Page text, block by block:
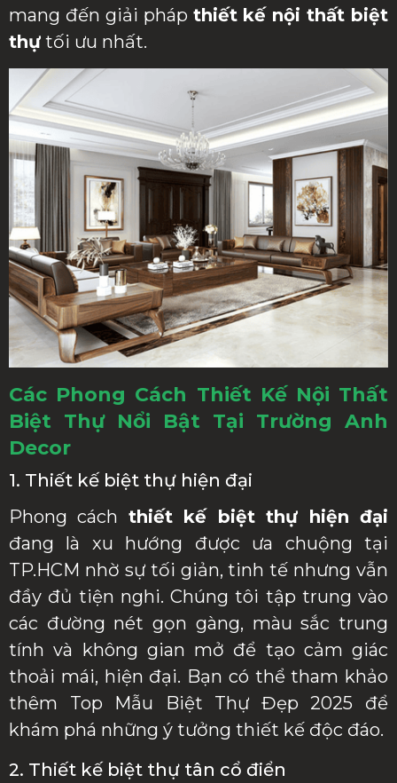
mang đến giải pháp thiết kế nội thất biệt
thự tối ưu nhất.
Các Phong Cách Thiết Kế Nội Thất
Biệt Thự Nổi Bật Tại Trường Anh
Decor
1. Thiết kế biệt thự hiện đại
Phong cách thiết kế biệt thự hiện đại
đang là xu hướng được ưa chuộng tại
TP.HCM nhờ sự tối giản, tinh tế nhưng vẫn
đầy đủ tiện nghi. Chúng tôi tập trung vào
các đường nét gọn gàng, màu sắc trung
tính và không gian mở để tạo cảm giác
thoải mái, hiện đại. Bạn có thể tham khảo
thêm Top Mẫu Biệt Thự Đẹp 2025 để
khám phá những ý tưởng thiết kế độc đáo.
2. Thiết kế biệt thự tân cổ điển